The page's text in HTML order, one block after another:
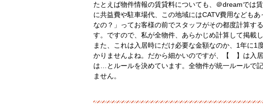
たとえば物件情報の賃貸料についても、＠dreamでは
に共益費や駐車場代、この地域にはCATV費用なども
なの？」ってお客様の前でスタッフがその都度計算す
す。ですので、私が全物件、あらかじめ計算して掲載し
また、これは入居時にだけ必要な金額なのか、1年に
かりませんよね。だから細かいのですが、【 】は
は…とルールを決めています。全物件が統一ルールで
ません。